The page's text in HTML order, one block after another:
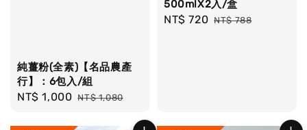
純薑粉(全素)【名品農產
行】：6包入/組
Sale
NT$ 1,000 Regular
NT$ 1,080
500mlX2入/盒
Sale
NT$ 720 Regular
NT$ 788